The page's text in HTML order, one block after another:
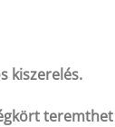
kiszerelés.